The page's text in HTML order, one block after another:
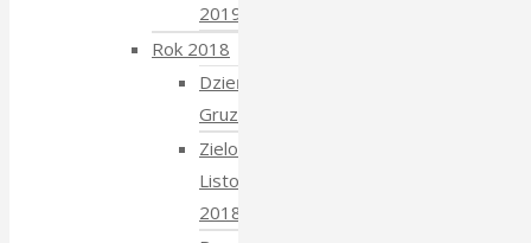
2019
Rok 2018
Dzień
Gruziński
Zielony
Listopad
2018